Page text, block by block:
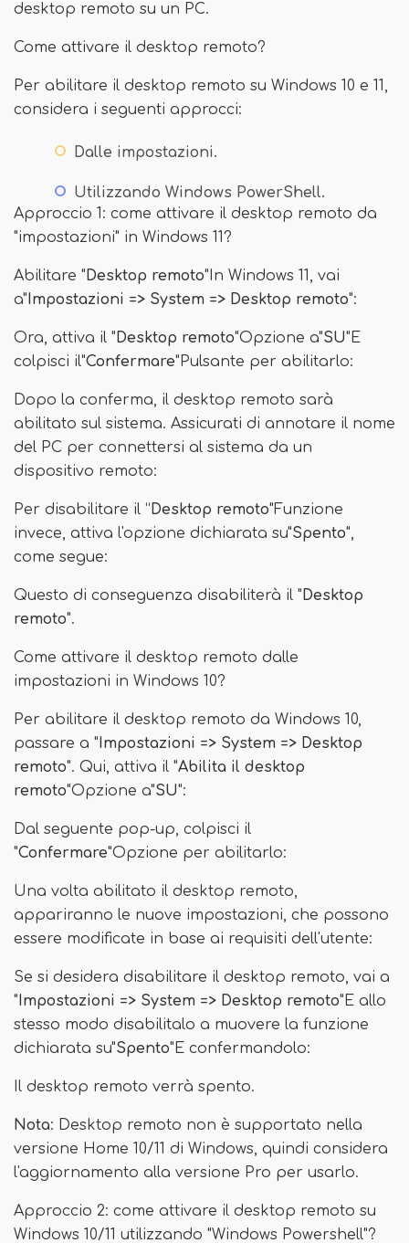
desktop remoto su un PC.
Come attivare il desktop remoto?
Per abilitare il desktop remoto su Windows 10 e 11,
considera i seguenti approcci:
Dalle impostazioni.
Utilizzando Windows PowerShell.
Approccio 1: come attivare il desktop remoto da
"impostazioni" in Windows 11?
Abilitare "Desktop remoto"In Windows 11, vai
a"Impostazioni => System => Desktop remoto":
Ora, attiva il "Desktop remoto"Opzione a"SU"E
colpisci il"Confermare"Pulsante per abilitarlo:
Dopo la conferma, il desktop remoto sarà
abilitato sul sistema. Assicurati di annotare il nome
del PC per connettersi al sistema da un
dispositivo remoto:
Per disabilitare il “Desktop remoto"Funzione
invece, attiva l'opzione dichiarata su"Spento",
come segue:
Questo di conseguenza disabiliterà il "Desktop
remoto".
Come attivare il desktop remoto dalle
impostazioni in Windows 10?
Per abilitare il desktop remoto da Windows 10,
passare a "Impostazioni => System => Desktop
remoto". Qui, attiva il "Abilita il desktop
remoto"Opzione a"SU":
Dal seguente pop-up, colpisci il
"Confermare"Opzione per abilitarlo:
Una volta abilitato il desktop remoto,
appariranno le nuove impostazioni, che possono
essere modificate in base ai requisiti dell'utente:
Se si desidera disabilitare il desktop remoto, vai a
"Impostazioni => System => Desktop remoto"E allo
stesso modo disabilitalo a muovere la funzione
dichiarata su"Spento"E confermandolo:
Il desktop remoto verrà spento.
Nota: Desktop remoto non è supportato nella
versione Home 10/11 di Windows, quindi considera
l'aggiornamento alla versione Pro per usarlo.
Approccio 2: come attivare il desktop remoto su
Windows 10/11 utilizzando "Windows Powershell"?